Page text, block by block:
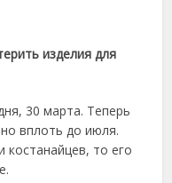
изделия для
30 марта. Теперь
вплоть до июля.
костанайцев, то его